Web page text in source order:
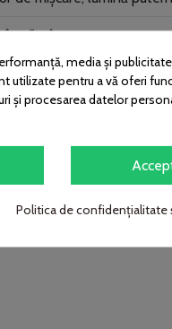
pământ, senzor
caldă, aspect decorativ
mare, panou separat
media și
utilizate pentru a vă oferi
și procesarea datelor
Politica de confidențialitate